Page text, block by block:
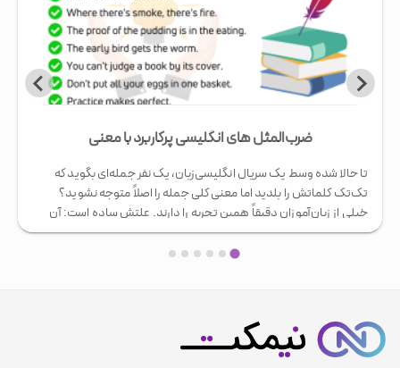
تکنیک‌های تقویت حافظه برای یادگیری زبان
چند بار برایتان پیش آمده که یک لغت جدید زبان انگلیسی یا هر زبان
دیگری را یاد بگیرید، اما فردای همان روز کاملاً از یادتان برود؟ این اتفاق
برای اکثر زبان‌آموزان می‌افتد و دلیلش ضعف هوش یا استعداد نیست؛
دلیلش نحوه‌ی نادرست استفاده از حافظه است. خبر خوب این است که